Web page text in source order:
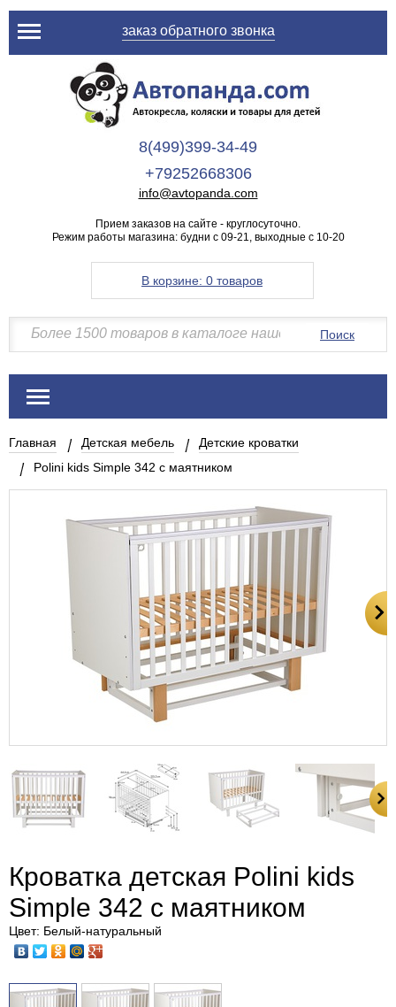
заказ обратного звонка
8(499)399-34-49
+79252668306
info@avtopanda.com
Прием заказов на сайте - круглосуточно.
Режим работы магазина: будни с 09-21, выходные с 10-20
В корзине: 0 товаров
Поиск
Главная Детская мебель
Детские кроватки
Polini kids Simple 342 с маятником
Кроватка детская Polini kids
Simple 342 с маятником
Цвет: Белый-натуральный